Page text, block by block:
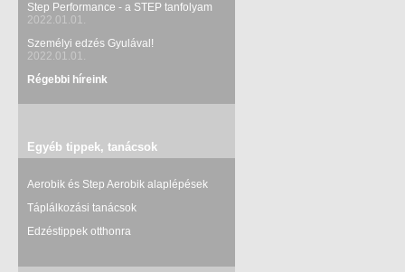
Step Performance - a STEP tanfolyam
2022.01.01.
Személyi edzés Gyulával!
2022.01.01.
Régebbi híreink
Egyéb tippek, tanácsok
Aerobik és Step Aerobik alaplépések
Táplálkozási tanácsok
Edzéstippek otthonra